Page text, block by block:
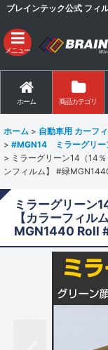
ブレインテック公式 フィ
メニュー
ホーム 商品カテゴリ
ホーム > 自動車用 カーフ
> #MGN14 ミラーグリー
> ミラーグリーン14（14
ンフィルム】 #緑
ミラーグリーン
【カラーフィ
MGN1440 Roll